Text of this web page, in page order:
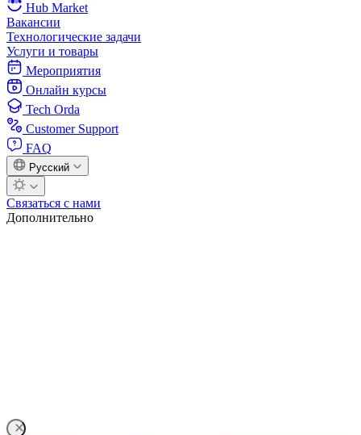
Hub Market
Вакансии
Технологические задачи
Услуги и товары
Мероприятия
Онлайн курсы
Tech Orda
Customer Support
FAQ
Русский
Связаться с нами
Дополнительно